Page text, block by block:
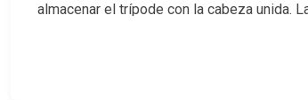
almacenar el trípode con la cabeza unida.
bolsa mientras se envuelve alrededor de
Se puede llevar el uso de la correa de